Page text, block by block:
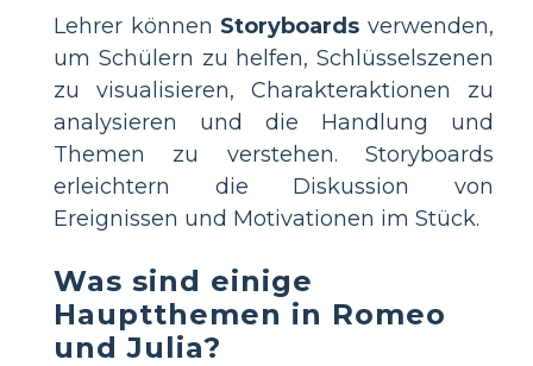
Lehrer können Storyboards verwenden,
um Schülern zu helfen, Schlüsselszenen
zu visualisieren, Charakteraktionen zu
analysieren und die Handlung und
Themen zu verstehen. Storyboards
erleichtern die Diskussion von
Ereignissen und Motivationen im Stück.
Was sind einige
Hauptthemen in Romeo
und Julia?